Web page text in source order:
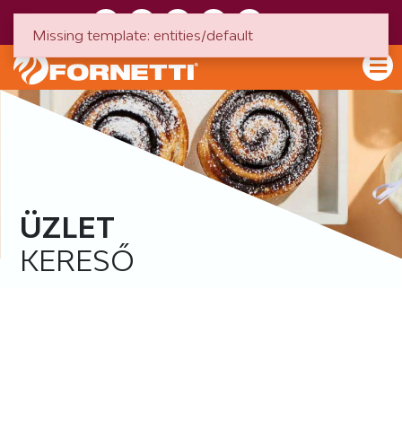
ÜZLET
KERESŐ
Missing template: entities/default